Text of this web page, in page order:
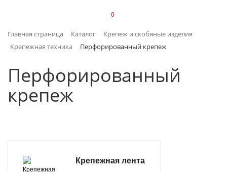
ИНТЕРЬЕР
КЛИМАТИЧЕСКАЯ ТЕХНИКА
НАСОСНОЕ ОБОРУДОВАНИЕ
0
Главная страница Каталог
Крепеж и скобяные изделия
Крепежная техника
Перфорированный крепеж
Перфорированный
крепеж
Крепежная лента